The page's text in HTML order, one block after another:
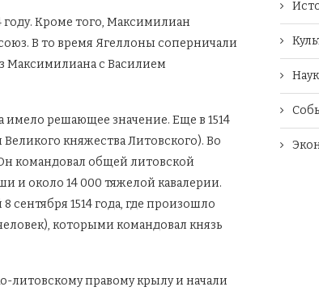
году. Кроме того, Максимилиан
В то время Ягеллоны соперничали
Максимилиана с Василием
решающее значение. Еще в 1514
княжества Литовского). Во
командовал общей литовской
и около 14 000 тяжелой кавалерии.
1514 года, где произошло
которыми командовал князь
литовскому правому крылу и начали